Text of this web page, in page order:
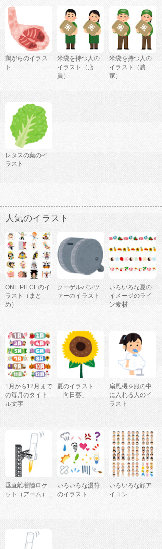
鶏がらのイラス
ト
米袋を持つ人の
イラスト（店
員）
米袋を持つ人の
イラスト（農
家）
レタスの葉のイ
ラスト
人気のイラスト
ONE PIECEのイ
ラスト（まと
め）
クーゲルパンツ
ァーのイラスト
いろいろな夏の
イメージのライ
ン素材
1月から12月まで
の毎月のタイト
ル文字
夏のイラスト
「向日葵」
扇風機を服の中
に入れる人のイ
ラスト
垂直離着陸ロケ
ット（アーム）
いろいろな漫符
のイラスト
いろいろな顔ア
イコン